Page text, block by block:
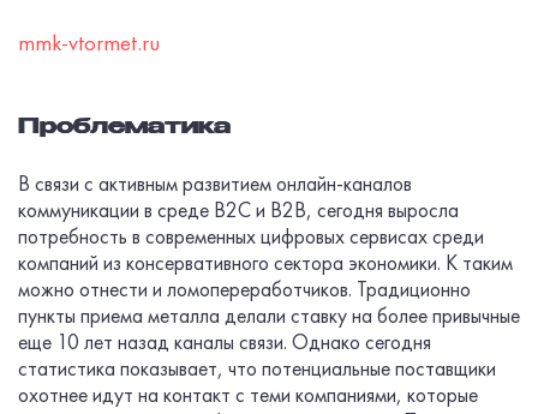
Проблематика
В связи с активным развитием онлайн-каналов
коммуникации в среде B2C и B2B, сегодня выросла
потребность в современных цифровых сервисах среди
компаний из консервативного сектора экономики. К таким
можно отнести и ломопереработчиков. Традиционно
пункты приема металла делали ставку на более привычные
еще 10 лет назад каналы связи. Однако сегодня
статистика показывает, что потенциальные поставщики
охотнее идут на контакт с теми компаниями, которые
mmk-vtormet.ru